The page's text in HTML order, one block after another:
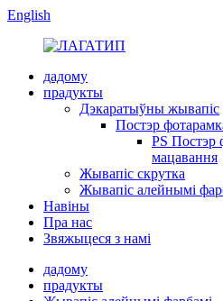
English
дадому
прадукты
Дэкаратыўны жывапіс
Постэр
PS Постэр
мацавання
Жывапіс скрутка
Жывапіс алейнымі
Навіны
Пра нас
Звяжыцеся з намі
дадому
прадукты